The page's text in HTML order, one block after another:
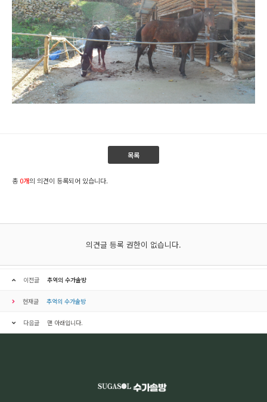
목록
총 0개의 의견이 등록되어 있습니다.
의견글 등록 권한이 없습니다.
이전글 추억의 수가솔방
현재글 추억의 수가솔방
다음글 맨 아래입니다.